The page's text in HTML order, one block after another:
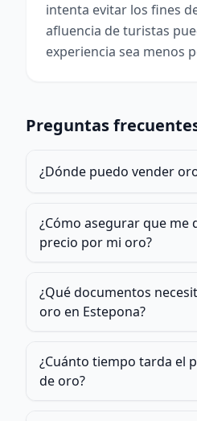
intenta evitar los fines
afluencia de turistas
experiencia sea menos
Preguntas
¿Dónde puedo vender
¿Cómo asegurar que me
precio por mi oro?
¿Qué documentos
oro en Estepona?
¿Cuánto tiempo tarda el
de oro?